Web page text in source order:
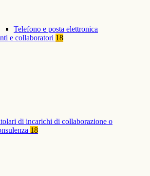
Telefono e posta elettronica
e collaboratori 18
di incarichi di collaborazione o
18